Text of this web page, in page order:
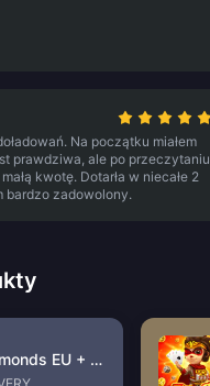
Na początku miałem
prawdziwa, ale po przeczytaniu
kwotę. Dotarła w niecałe 2
bardzo zadowolony.
Free Fire Diamonds EU + TR